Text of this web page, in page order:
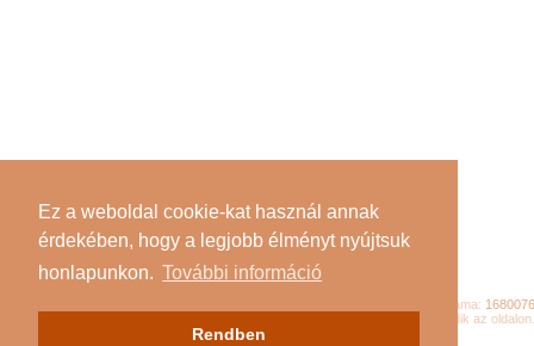
Ez a weboldal cookie-kat használ annak
érdekében, hogy a legjobb élményt nyújtsuk
honlapunkon. További információ
Rendben
Összes látogató száma: 1680076
látogató tartózkodik az oldalon.